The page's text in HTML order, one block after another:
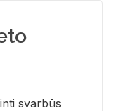
svar­būs